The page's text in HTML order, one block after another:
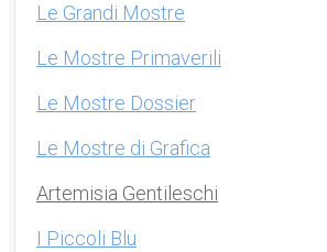
Le Grandi Mostre
Le Mostre Primaverili
Le Mostre Dossier
Le Mostre di Grafica
Artemisia Gentileschi
I Piccoli Blu